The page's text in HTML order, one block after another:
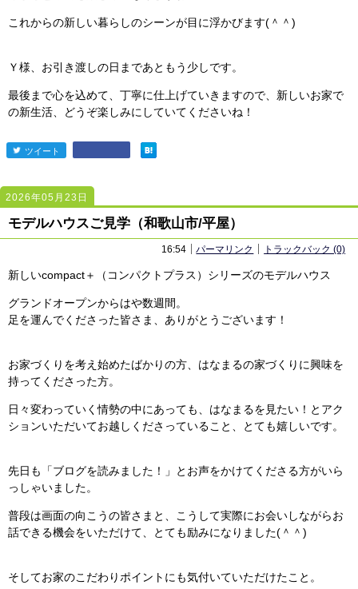
これからの新しい暮らしのシーンが目に浮かびます(＾＾)
Ｙ様、お引き渡しの日まであともう少しです。
最後まで心を込めて、丁寧に仕上げていきますので、新しいお家で
の新生活、どうぞ楽しみにしていてくださいね！
entry2441
ツイート
2026年05月23日
モデルハウスご見学（和歌山市/平屋）
16:54 パーマリンク トラックバック (0)
新しいcompact＋（コンパクトプラス）シリーズのモデルハウス
グランドオープンからはや数週間。
足を運んでくださった皆さま、ありがとうございます！
お家づくりを考え始めたばかりの方、はなまるの家づくりに興味を
持ってくださった方。
日々変わっていく情勢の中にあっても、はなまるを見たい！とアク
ションいただいてお越しくださっていること、とても嬉しいです。
先日も「ブログを読みました！」とお声をかけてくださる方がいら
っしゃいました。
普段は画面の向こうの皆さまと、こうして実際にお会いしながらお
話できる機会をいただけて、とても励みになりました(＾＾)
そしてお家のこだわりポイントにも気付いていただけたこと。